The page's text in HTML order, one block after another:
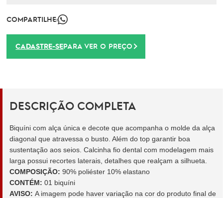
COMPARTILHE:
CADASTRE-SEPARA VER O PREÇO
DESCRIÇÃO COMPLETA
Biquíni com alça única e decote que acompanha o molde da alça
diagonal que atravessa o busto. Além do top garantir boa
sustentação aos seios. Calcinha fio dental com modelagem mais
larga possui recortes laterais, detalhes que realçam a silhueta.
COMPOSIÇÃO: 90% poliéster 10% elastano
CONTÉM: 01 biquíni
AVISO: A imagem pode haver variação na cor do produto final de